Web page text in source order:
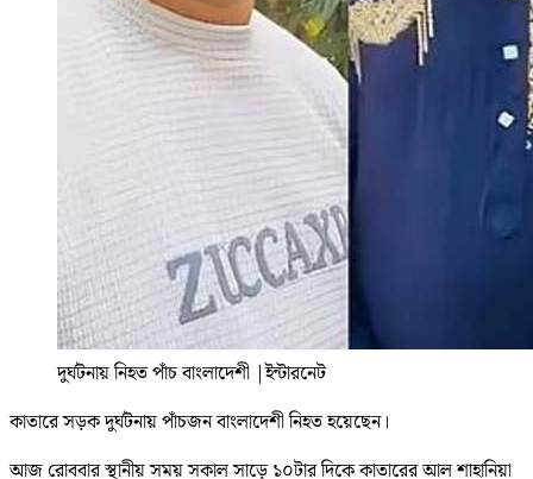
দুর্ঘটনায় নিহত পাঁচ বাংলাদেশী |ইন্টারনেট
কাতারে সড়ক দুর্ঘটনায় পাঁচজন বাংলাদেশী নিহত হয়েছেন।
আজ রোববার স্থানীয় সময় সকাল সাড়ে ১০টার দিকে কাতারের আল শাহানিয়া